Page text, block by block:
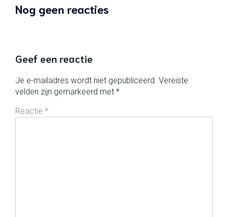
Nog geen reacties
Geef een reactie
Je e-mailadres wordt niet gepubliceerd. Vereiste
velden zijn gemarkeerd met *
Reactie *